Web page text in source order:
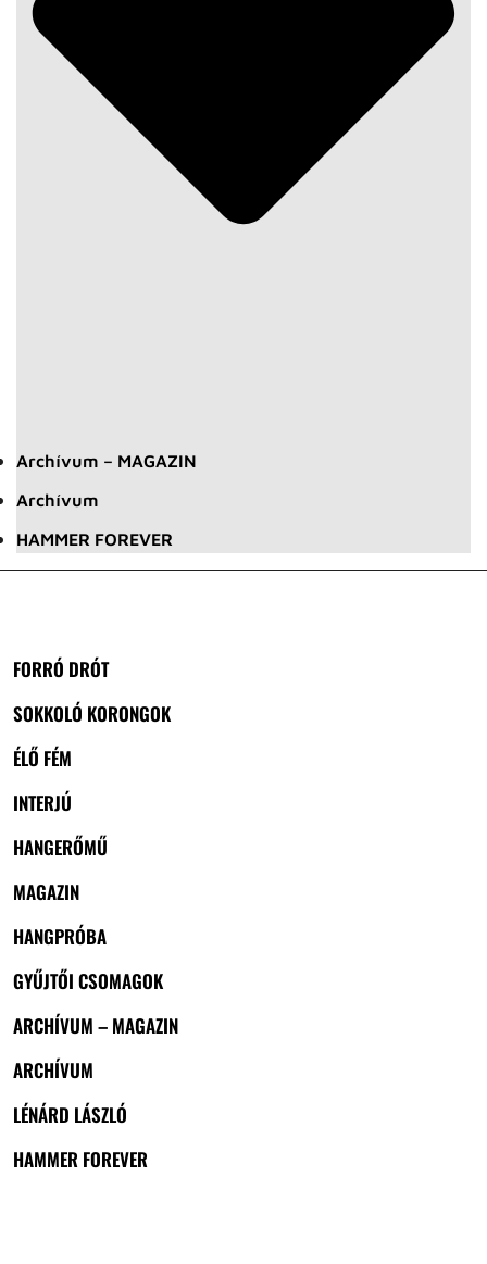
Archívum – MAGAZIN
Archívum
HAMMER FOREVER
FORRÓ DRÓT
SOKKOLÓ KORONGOK
ÉLŐ FÉM
INTERJÚ
HANGERŐMŰ
MAGAZIN
HANGPRÓBA
GYŰJTŐI CSOMAGOK
ARCHÍVUM – MAGAZIN
ARCHÍVUM
LÉNÁRD LÁSZLÓ
HAMMER FOREVER